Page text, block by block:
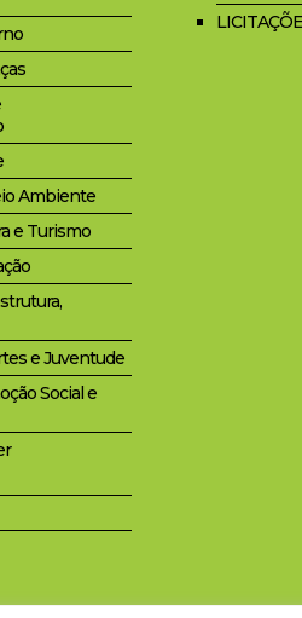
Ambiente
e Turismo
e Juventude
Social e